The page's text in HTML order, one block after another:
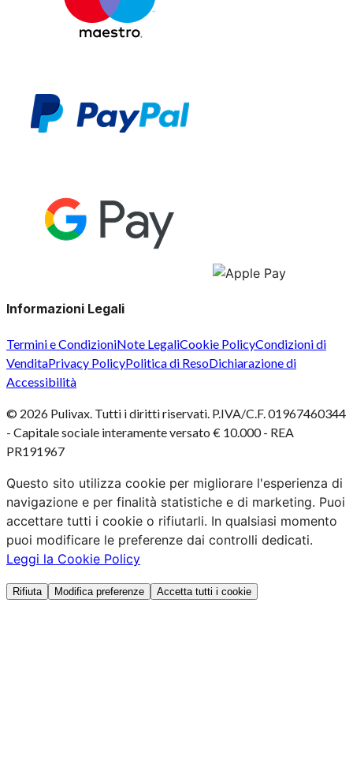
Informazioni Legali
Termini e CondizioniNote LegaliCookie PolicyCondizioni di
VenditaPrivacy PolicyPolitica di ResoDichiarazione di
Accessibilità
© 2026 Pulivax. Tutti i diritti riservati. P.IVA/C.F. 01967460344
- Capitale sociale interamente versato € 10.000 - REA
PR191967
Questo sito utilizza cookie per migliorare l'esperienza di
navigazione e per finalità statistiche e di marketing. Puoi
accettare tutti i cookie o rifiutarli. In qualsiasi momento
puoi modificare le preferenze dai controlli dedicati.
Leggi la Cookie Policy
Rifiuta Modifica preferenze Accetta tutti i cookie